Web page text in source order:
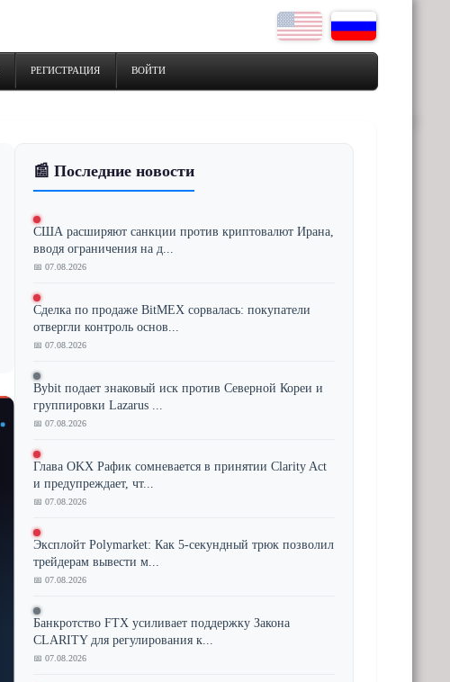
РЕГИСТРАЦИЯ ВОЙТИ
📰 Последние новости
США расширяют санкции против криптовалют Ирана,
вводя ограничения на д...
📅 07.08.2026
Сделка по продаже BitMEX сорвалась: покупатели
отвергли контроль основ...
📅 07.08.2026
Bybit подает знаковый иск против Северной Кореи и
группировки Lazarus ...
📅 07.08.2026
Глава OKX Рафик сомневается в принятии Clarity Act
и предупреждает, чт...
📅 07.08.2026
Эксплойт Polymarket: Как 5-секундный трюк позволил
трейдерам вывести м...
📅 07.08.2026
Банкротство FTX усиливает поддержку Закона
CLARITY для регулирования к...
📅 07.08.2026